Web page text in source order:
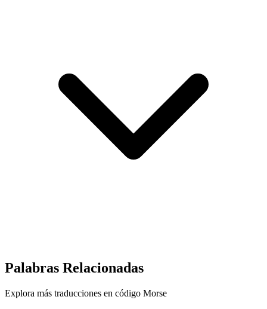
Palabras Relacionadas
Explora más traducciones en código Morse